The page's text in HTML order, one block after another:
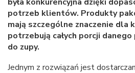
potrzeb klientów. Produkty
mają szczególne znaczenie dla
potrzebują całych porcji
do zupy.
Jednym z rozwiązań jest